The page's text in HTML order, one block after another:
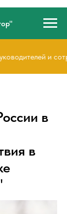
и
в
в